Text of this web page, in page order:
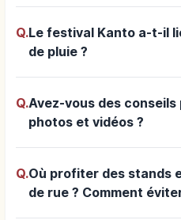
Q.Le festival Kanto a-t-il
de pluie ?
Q.Avez-vous des conseils
photos et vidéos ?
Q.Où profiter des stands
de rue ? Comment